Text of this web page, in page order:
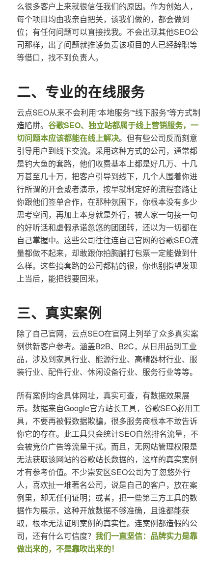
么很多客户上来就很信任我们的原因。作为创始人，
每个项目均由我亲自把关，该我们做的，都会做到
位；有任何问题可以直接找我。不会出现其他SEO公
司那样，出了问题就推诿负责该项目的人已经辞职等
等借口，找不到负责人。
二、专业的在线服务
云点SEO从来不会利用“本地服务”“线下服务”等方式制
造陷阱。 谷歌SEO、独立站都属于线上营销服务，一
切问题本应该都能在线上解决。但有些公司反而刻意
引导用户到线下交流。采用这种方式的公司，通常都
是钓大鱼的套路，他们收费基本上都是好几万、十几
万甚至几十万，把客户引导到线下，几个人围着你进
行所谓的开会或者演示，按早就制定好的流程套路让
你跟他们签单合作，在那种氛围下，你根本没有多少
思考空间，再加上本身就是外行，被人家一句接一句
的好听话和虚假承诺忽悠的团团转，还以为一切都在
自己掌握中。这些公司往往连自己官网的谷歌SEO流
量都做不起来，却敢跟你拍胸脯打包票一定能做到什
么样。这些搞套路的公司都精的很，你也别指望发现
上当后，能把钱要回来。
三、真实案例
除了自己官网，云点SEO在官网上列举了众多真实案
例供新客户参考。涵盖B2B、B2C，从日用品到工业
品，涉及到家具行业、能源行业、高精器材行业、服
装行业、配件行业、休闲设备行业、服务行业等等。
所有案例均含具体网址，真实可查，有数据效果展
示。数据来自Google官方站长工具，谷歌SEO必用工
具，不要再被假数据欺骗，很多服务商根本不敢告诉
你它的存在。此工具只会统计SEO自然排名流量，不
会被竞价广告等流量干扰。而且，无网站管理权限是
无法获取该网站的谷歌站长数据的，这样的真实案例
才有参考价值。不少崇安区SEO公司为了忽悠外行
人，喜欢扯一堆著名公司，说是自己的客户，放在案
例里，却无任何证明；或者，把一些第三方工具的数
据作为展示，这种开放数据不够准确，且谁都能获
取，根本无法证明案例的真实性。连案例都造假的公
司，还有什么可信度？ 我们一直坚信：品牌实力是靠
做出来的，不是靠吹出来的！